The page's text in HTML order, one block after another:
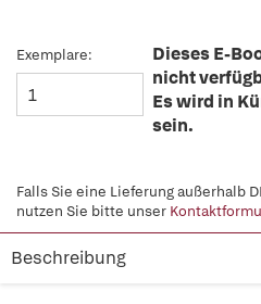
Exemplare:
Dieses E-
nicht
Es wird in
sein.
Falls Sie eine Lieferung außerhalb
nutzen Sie bitte unser
Beschreibung